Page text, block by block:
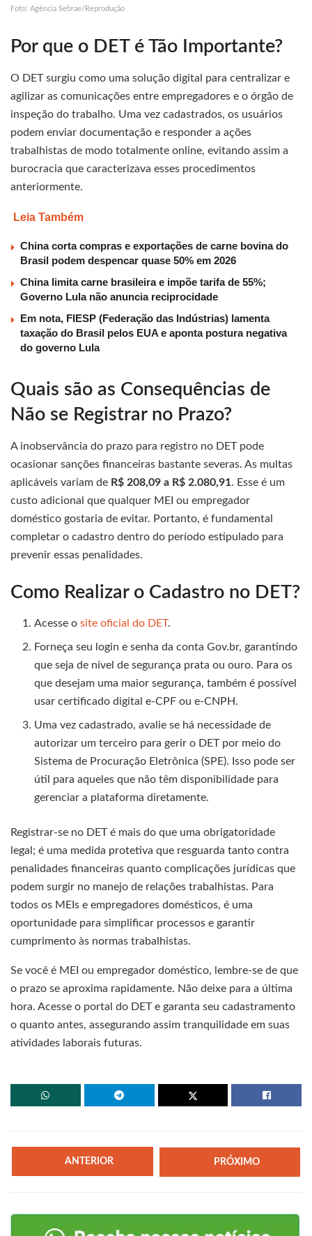
Foto: Agência Sebrae/Reprodução
Por que o DET é Tão Importante?
O DET surgiu como uma solução digital para centralizar e
agilizar as comunicações entre empregadores e o órgão de
inspeção do trabalho. Uma vez cadastrados, os usuários
podem enviar documentação e responder a ações
trabalhistas de modo totalmente online, evitando assim a
burocracia que caracterizava esses procedimentos
anteriormente.
Leia Também
China corta compras e exportações de carne bovina do
Brasil podem despencar quase 50% em 2026
China limita carne brasileira e impõe tarifa de 55%;
Governo Lula não anuncia reciprocidade
Em nota, FIESP (Federação das Indústrias) lamenta
taxação do Brasil pelos EUA e aponta postura negativa
do governo Lula
Quais são as Consequências de
Não se Registrar no Prazo?
A inobservância do prazo para registro no DET pode
ocasionar sanções financeiras bastante severas. As multas
aplicáveis variam de R$ 208,09 a R$ 2.080,91. Esse é um
custo adicional que qualquer MEI ou empregador
doméstico gostaria de evitar. Portanto, é fundamental
completar o cadastro dentro do período estipulado para
prevenir essas penalidades.
Como Realizar o Cadastro no DET?
Acesse osite oficial do DET.
Forneça seu login e senha da conta Gov.br, garantindo
que seja de nível de segurança prata ou ouro. Para os
que desejam uma maior segurança, também é possível
usar certificado digital e-CPF ou e-CNPH.
Uma vez cadastrado, avalie se há necessidade de
autorizar um terceiro para gerir o DET por meio do
Sistema de Procuração Eletrônica (SPE). Isso pode ser
útil para aqueles que não têm disponibilidade para
gerenciar a plataforma diretamente.
Registrar-se no DET é mais do que uma obrigatoridade
legal; é uma medida protetiva que resguarda tanto contra
penalidades financeiras quanto complicações jurídicas que
podem surgir no manejo de relações trabalhistas. Para
todos os MEIs e empregadores domésticos, é uma
oportunidade para simplificar processos e garantir
cumprimento às normas trabalhistas.
Se você é MEI ou empregador doméstico, lembre-se de que
o prazo se aproxima rapidamente. Não deixe para a última
hora. Acesse o portal do DET e garanta seu cadastramento
o quanto antes, assegurando assim tranquilidade em suas
atividades laborais futuras.
ANTERIOR PRÓXIMO